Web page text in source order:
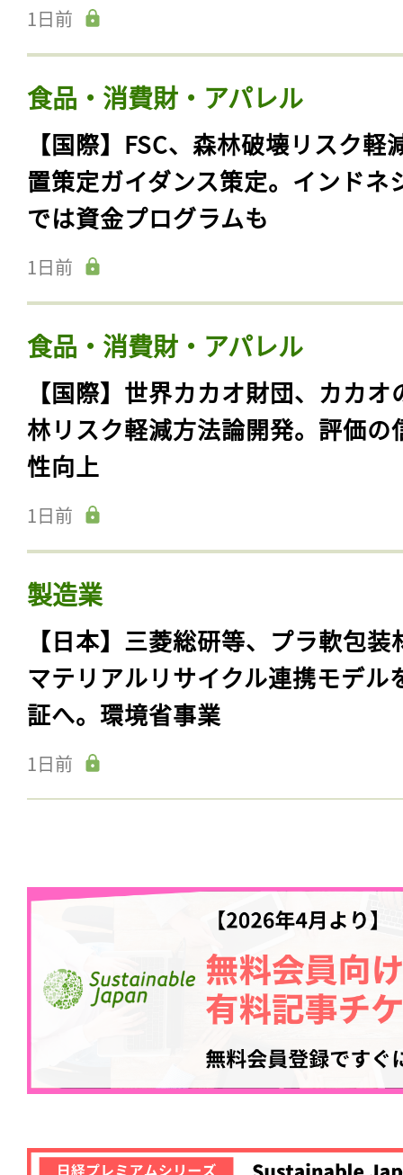
【日本】環境省や経産省、サステ
ルファッション・パートナー制度
画企業募集開始
1日前
食品・消費財・アパレル
【国際】FSC、森林破壊リスク軽
置策定ガイダンス策定。インドネ
では資金プログラムも
1日前
食品・消費財・アパレル
【国際】世界カカオ財団、カカオ
林リスク軽減方法論開発。評価の
性向上
1日前
製造業
【日本】三菱総研等、プラ軟包装
マテリアルリサイクル連携モデル
1日前